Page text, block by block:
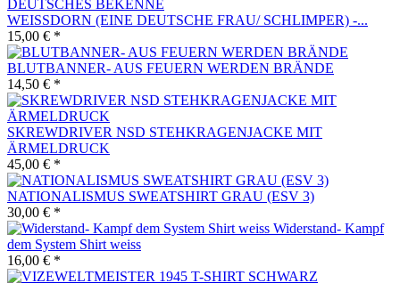
WEISSDORN (EINE DEUTSCHE FRAU/ SCHLIMPER) -...
15,00 € *
BLUTBANNER- AUS FEUERN WERDEN BRÄNDE
14,50 € *
SKREWDRIVER NSD STEHKRAGENJACKE MIT
ÄRMELDRUCK
45,00 € *
NATIONALISMUS SWEATSHIRT GRAU (ESV 3)
30,00 € *
Widerstand- Kampf
dem System Shirt weiss
16,00 € *